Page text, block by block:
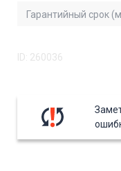
Гарантийный срок
ID: 260036